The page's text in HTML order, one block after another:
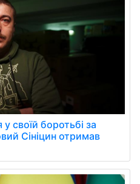
своїй боротьбі за
Сініцин отримав